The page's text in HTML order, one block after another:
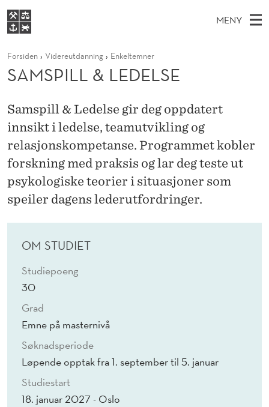
S
A
M
S
P
L
L
&
L
MENY
O
V
D
M
E
N
Y
BIBLIOTEKET
Ø
I
N
T
S
T
E
D
E
T
Forsiden
Studier
Forskning
Om NHH
Alumni
Forsiden Videreutdanning Enkeltemner
SAMSPILL & LEDELSE
Samspill & Ledelse gir deg oppdatert
innsikt i ledelse, teamutvikling og
relasjonskompetanse. Programmet kobler
forskning med praksis og lar deg teste ut
psykologiske teorier i situasjoner som
speiler dagens lederutfordringer.
OM STUDIET
Studiepoeng
30
Grad
Emne på masternivå
Søknadsperiode
Løpende opptak fra 1. september til 5. januar
Studiestart
18. januar 2027 - Oslo